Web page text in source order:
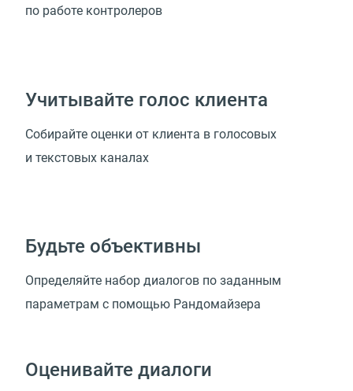
по работе контролеров
Учитывайте голос клиента
Собирайте оценки от клиента в голосовых
и текстовых каналах
Будьте объективны
Определяйте набор диалогов по заданным
параметрам с помощью Рандомайзера
Оценивайте диалоги